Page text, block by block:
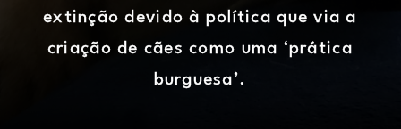
extinção devido à política que via a
criação de cães como uma ‘prática
burguesa’.